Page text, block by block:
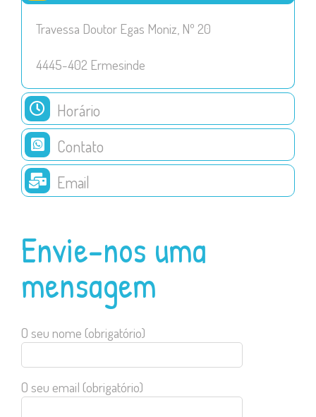
Travessa Doutor Egas Moniz, Nº 20
4445-402 Ermesinde
Horário
Contato
Email
Envie-nos uma
mensagem
O seu nome (obrigatório)
O seu email (obrigatório)